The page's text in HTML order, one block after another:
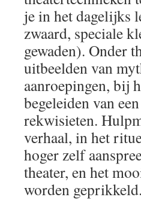
je in het dagelijks
zwaard, speciale
gewaden). Onder
uitbeelden van
aanroepingen, bij
begeleiden van
rekwisieten.
verhaal, in het
hoger zelf
theater, en het
worden geprikkeld.